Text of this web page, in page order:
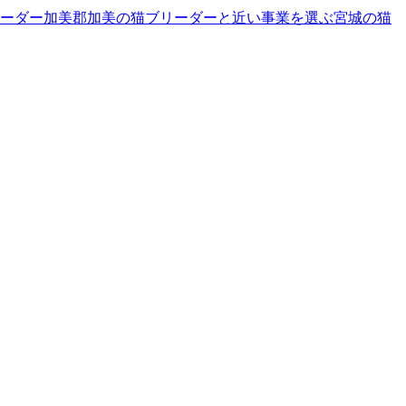
ダー加美郡加美の猫ブリーダーと近い事業を選ぶ宮城の猫